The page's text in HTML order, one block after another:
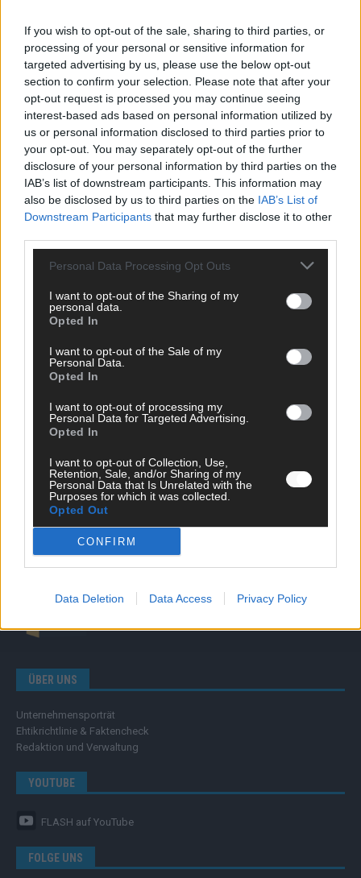
If you wish to opt-out of the sale, sharing to third parties, or
processing of your personal or sensitive information for
targeted advertising by us, please use the below opt-out
section to confirm your selection. Please note that after your
opt-out request is processed you may continue seeing
interest-based ads based on personal information utilized by
us or personal information disclosed to third parties prior to
your opt-out. You may separately opt-out of the further
disclosure of your personal information by third parties on the
IAB’s list of downstream participants. This information may
also be disclosed by us to third parties on the IAB’s List of
Downstream Participants that may further disclose it to other
Personal Data Processing Opt Outs
I want to opt-out of the Sharing of my
personal data.
Opted In
I want to opt-out of the Sale of my
Personal Data.
Opted In
I want to opt-out of processing my
Personal Data for Targeted Advertising.
Opted In
I want to opt-out of Collection, Use,
Retention, Sale, and/or Sharing of my
Personal Data that Is Unrelated with the
Purposes for which it was collected.
Opted Out
CONFIRM
Data Deletion Data Access Privacy Policy
SCHNELL ZUM RESSORT
Nachrichten
Wirtschaft
Ratgeber
Kommentar
Streams & Storys
Eurovision
FLASH – DAS VIDEOPORTAL
ÜBER UNS
Unternehmensporträt
Ehtikrichtlinie & Faktencheck
Redaktion und Verwaltung
YOUTUBE
FLASH auf YouTube
FOLGE UNS